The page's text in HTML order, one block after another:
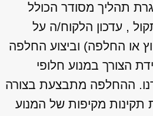
תהליך מסודר הכולל
, עדכון הלקוח/ה על
או החלפה) וביצוע החלפה
הצורך במנוע חלופי
ההחלפה מתבצעת בצורה
תקינות מקיפות של המנוע